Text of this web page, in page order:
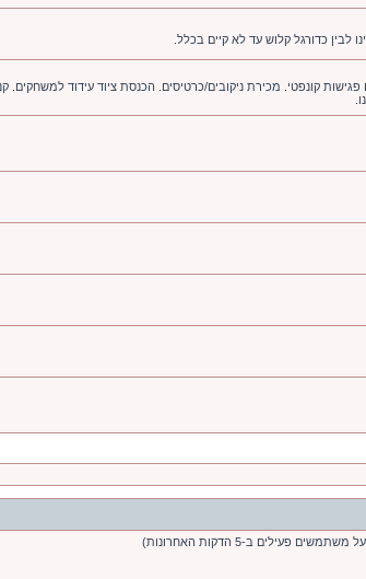
לבין כדורגל קלוש עד לא קיים בכלל.
קונפטי. מכירת ניקובים/כרטיסים. הכנסת ציוד עידוד למשחקים.